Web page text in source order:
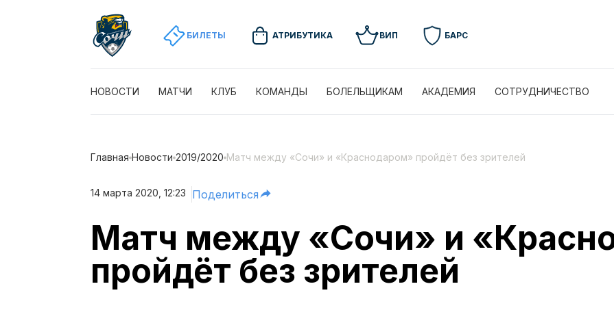
БИЛЕТЫ АТРИБУТИКА ВИП БАРС
НОВОСТИ МАТЧИ КЛУБ КОМАНДЫ БОЛЕЛЬЩИКАМ АКАДЕМИЯ СОТРУДНИЧЕСТВО
Главная Новости 2019/2020 Матч между «Сочи» и «Краснодаром» пройдёт без зрителей
14 марта 2020, 12:23 Поделиться
Матч между «Сочи» и
пройдёт без зрителей